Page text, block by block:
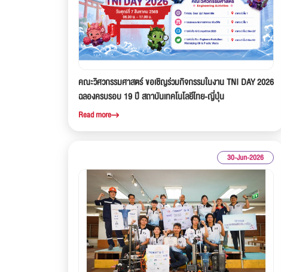
คณะวิศวกรรมศาสตร์ ขอเชิญร่วมกิจกรรมในงาน TNI DAY 2026
ฉลองครบรอบ 19 ปี สถาบันเทคโนโลยีไทย-ญี่ปุ่น
Read more
30-Jun-2026